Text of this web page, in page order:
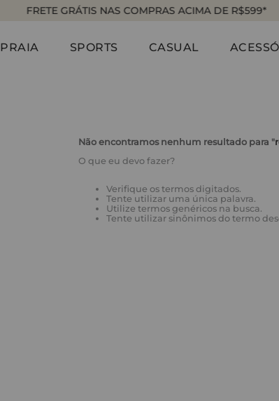
FRETE GRÁTIS NAS COMPRAS ACIMA DE R$599*
PRAIA SPORTS CASUAL
Não encontramos nenhum resultado para "
O que eu devo fazer?
Verifique os termos digitados.
Tente utilizar uma única palavra.
Utilize termos genéricos na busca.
Tente utilizar sinônimos do termo